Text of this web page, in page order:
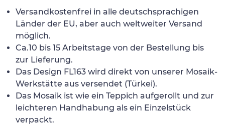
Versandkostenfrei in alle deutschsprachigen
Länder der EU, aber auch weltweiter Versand
möglich.
Ca.10 bis 15 Arbeitstage von der Bestellung bis
zur Lieferung.
Das Design FL163 wird direkt von unserer Mosaik-
Werkstätte aus versendet (Türkei).
Das Mosaik ist wie ein Teppich aufgerollt und zur
leichteren Handhabung als ein Einzelstück
verpackt.